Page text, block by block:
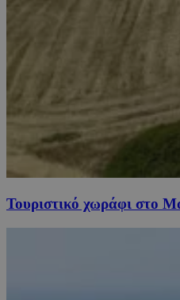
Τουριστικό χωράφι στο